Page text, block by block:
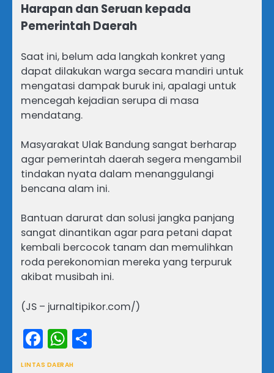
Harapan dan Seruan kepada
Pemerintah Daerah
Saat ini, belum ada langkah konkret yang
dapat dilakukan warga secara mandiri untuk
mengatasi dampak buruk ini, apalagi untuk
mencegah kejadian serupa di masa
mendatang.
Masyarakat Ulak Bandung sangat berharap
agar pemerintah daerah segera mengambil
tindakan nyata dalam menanggulangi
bencana alam ini.
Bantuan darurat dan solusi jangka panjang
sangat dinantikan agar para petani dapat
kembali bercocok tanam dan memulihkan
roda perekonomian mereka yang terpuruk
akibat musibah ini.
(JS – jurnaltipikor.com/)
Facebook
WhatsApp
LINTAS DAERAH